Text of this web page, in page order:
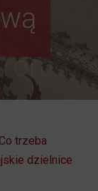
i
trzeba
dzielnice